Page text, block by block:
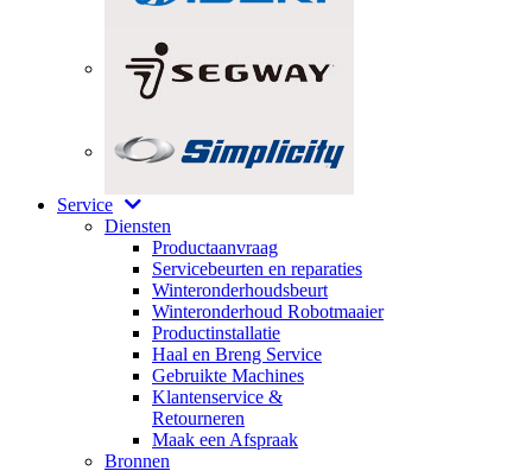
Service
Diensten
Productaanvraag
Servicebeurten en reparaties
Winteronderhoudsbeurt
Winteronderhoud Robotmaaier
Productinstallatie
Haal en Breng Service
Gebruikte Machines
Klantenservice &
Retourneren
Maak een Afspraak
Bronnen